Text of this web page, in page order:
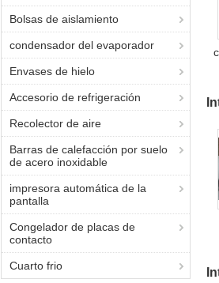
Bolsas de aislamiento
condensador del evaporador
Envases de hielo
Accesorio de refrigeración
Recolector de aire
Barras de calefacción por suelo
de acero inoxidable
impresora automática de la
pantalla
Congelador de placas de
contacto
Cuarto frio